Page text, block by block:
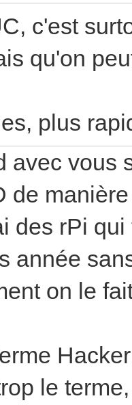
c'est
qu'on
plus
avec vous
de
des rPi
année
on le
le